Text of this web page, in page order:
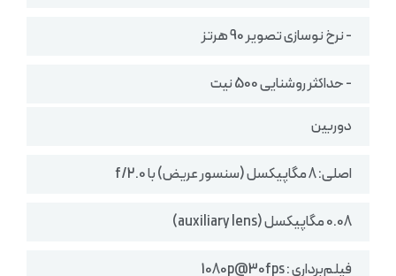
- نرخ نوسازی تصویر 90 هرتز
- حداکثر روشنایی 500 نیت
دوربین
اصلی: 8 مگاپیکسل (سنسور عریض) با f/2.0
0.08 مگاپیکسل (auxiliary lens)
فیلم‌برداری : 1080p@30fps